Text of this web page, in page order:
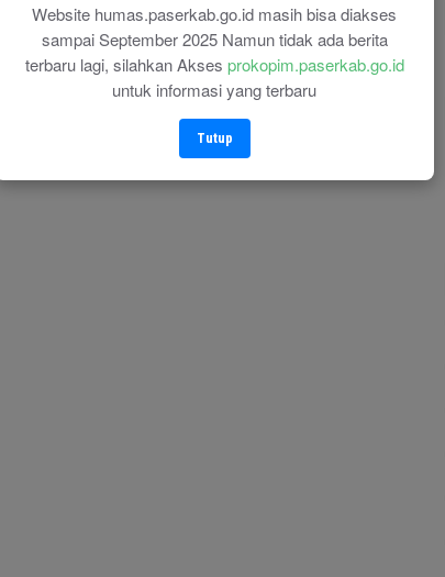
Website humas.paserkab.go.id masih bisa diakses
sampai September 2025 Namun tidak ada berita
terbaru lagi, silahkan Akses prokopim.paserkab.go.id
untuk informasi yang terbaru
Tutup